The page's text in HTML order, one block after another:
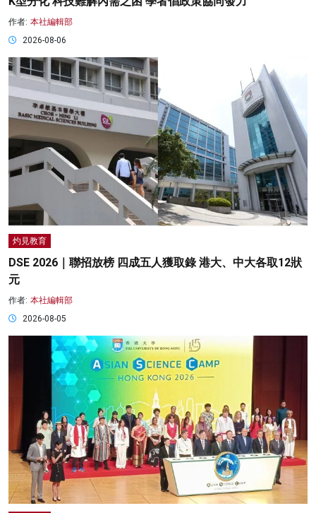
作者: 本社編輯部
2026-08-06
灼見教育
DSE 2026｜聯招放榜 四成五人獲取錄 港大、中大各取12狀
元
作者: 本社編輯部
2026-08-05